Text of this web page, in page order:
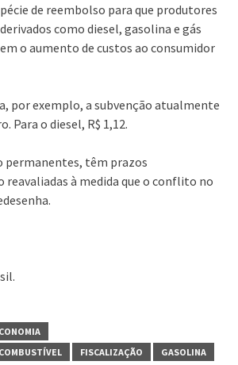
de reembolso para que produtores
como diesel, gasolina e gás
o aumento de custos ao consumidor
por exemplo, a subvenção atualmente
Para o diesel, R$ 1,12.
permanentes, têm prazos
reavaliadas à medida que o conflito no
COMBUSTÍVEL FISCALIZAÇÃO
GASOLINA